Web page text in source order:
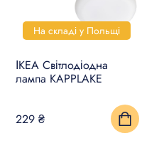
На складі у Польщі
ІКЕА Світлодіодна
лампа KAPPLAKE
229 ₴